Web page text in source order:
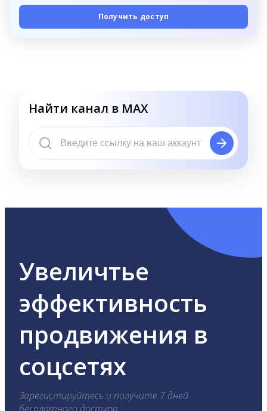
Получить доступ
Найти канал в MAX
Увеличтье
эффективность
продвижения в
соцсетях
Зарегистируйтесь и получите 7 дней